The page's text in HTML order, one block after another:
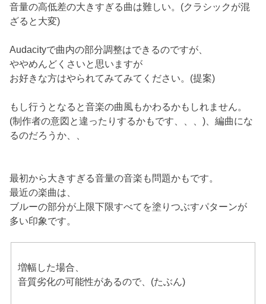
音量の高低差の大きすぎる曲は難しい。(クラシックが混
ざると大変)
Audacityで曲内の部分調整はできるのですが、
ややめんどくさいと思いますが
お好きな方はやられてみてみてください。(提案)
もし行うとなると音楽の曲風もかわるかもしれません。
(制作者の意図と違ったりするかもです、、、)、編曲にな
るのだろうか、、
最初から大きすぎる音量の音楽も問題かもです。
最近の楽曲は、
ブルーの部分が上限下限すべてを塗りつぶすパターンが
多い印象です。
増幅した場合、
音質劣化の可能性があるので、(たぶん)